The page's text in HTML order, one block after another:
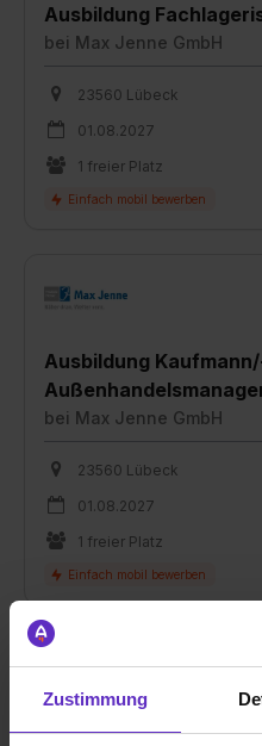
Zustimmung
Ausbildung
bei Max Jenne GmbH
23560 Lübeck
01.08.2027
1 freier Platz
Ausbildung
bei Max Jenne GmbH
23560 Lübeck
01.08.2027
1 freier Platz
PSN Pharma-Service-